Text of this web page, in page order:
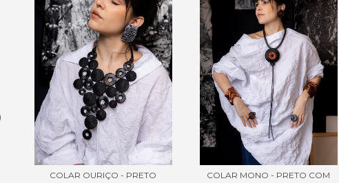
COLAR OURIÇO - PRETO
COLAR MONO - PRETO COM